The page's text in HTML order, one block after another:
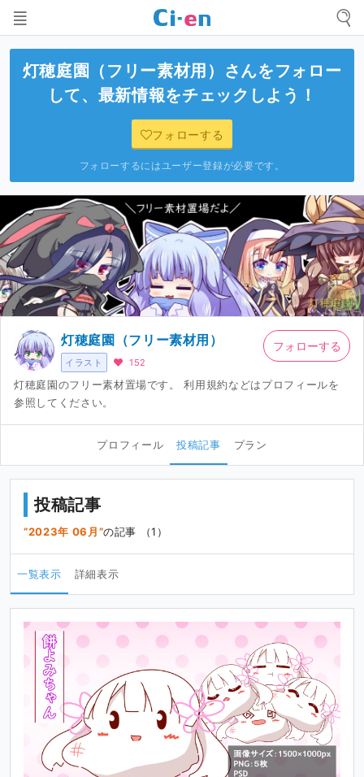
灯穂庭園（フリー素材用） さんをフォロー
して、最新情報をチェックしよう！
フォローする
フォローするにはユーザー登録が必要です。
イラスト
灯穂庭園（フリー素材用）
152
灯穂庭園のフリー素材置場です。 利用規約などはプロフィールを
参照してください。
フォローする
プロフィール 投稿記事 プラン
投稿記事
2023年 06月 の記事 （1）
一覧表示 詳細表示